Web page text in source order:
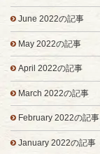
June 2022の記事
May 2022の記事
April 2022の記事
March 2022の記事
February 2022の記事
January 2022の記事